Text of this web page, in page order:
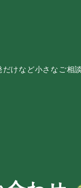
けなど小さなご相